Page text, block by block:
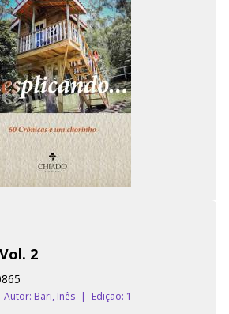
2
Autor: Bari, Inês |
Edição: 1